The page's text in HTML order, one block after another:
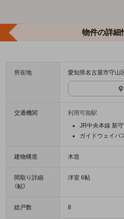
物件の詳細
所在地 愛知県名古屋市守山
交通機関
利用可能駅
JR中央本線 新
ガイドウェイバ
建物構造 木造
間取り詳細
（帖）
洋室 6帖
総戸数 8